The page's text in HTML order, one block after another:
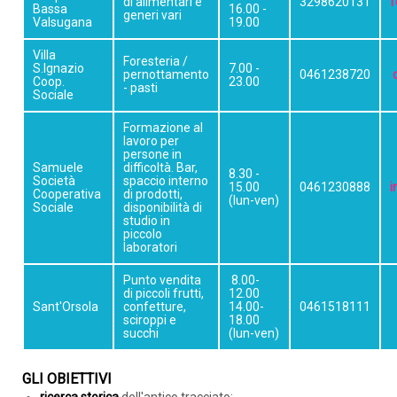
PARTENZA
Bassa
Valsugana
generi vari
16.00 -
19.00
Villa
S.Ignazio
Coop.
Sociale
Foresteria /
pernottamento
- pasti
7.00 -
23.00
0461238720
Samuele
Società
Cooperativa
Sociale
Formazione al
lavoro per
persone in
difficoltà. Bar,
spaccio interno
di prodotti,
disponibilità di
studio in
piccolo
laboratori
8.30 -
15.00
(lun-ven)
0461230888
Sant'Orsola
Punto vendita
di piccoli frutti,
confetture,
sciroppi e
succhi
8.00-
12.00
14.00-
18.00
(lun-ven)
0461518111
GLI OBIETTIVI